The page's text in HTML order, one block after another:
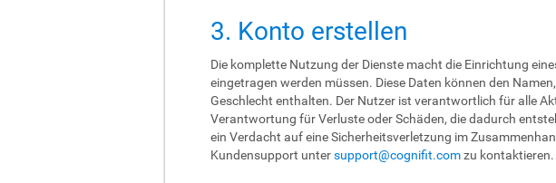
3. Konto erstellen
Die komplette Nutzung der Dienste macht die Einrichtung
eingetragen werden müssen. Diese Daten können den
Geschlecht enthalten. Der Nutzer ist verantwortlich für alle
Verantwortung für Verluste oder Schäden, die dadurch
ein Verdacht auf eine Sicherheitsverletzung im
Kundensupport untersupport@cognifit.comzu kontaktieren.